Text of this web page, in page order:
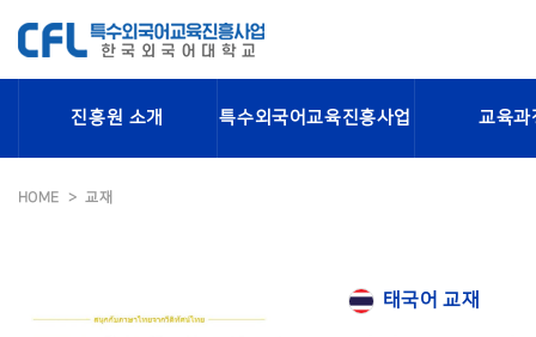
진흥원 소개 특수외국어교육진흥사업 교육과
HOME 교재
태국어 교재